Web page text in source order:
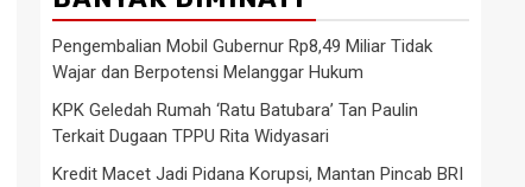
Pengembalian Mobil Gubernur Rp8,49 Miliar Tidak
Wajar dan Berpotensi Melanggar Hukum
KPK Geledah Rumah ‘Ratu Batubara’ Tan Paulin
Terkait Dugaan TPPU Rita Widyasari
Kredit Macet Jadi Pidana Korupsi, Mantan Pincab BRI